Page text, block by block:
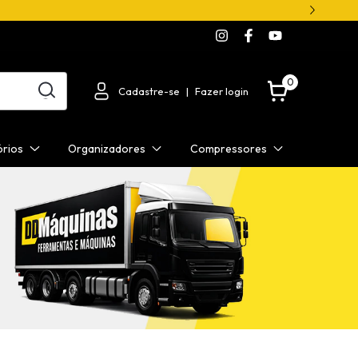
Cadastre-se | Fazer login
0
Organizadores Compressores